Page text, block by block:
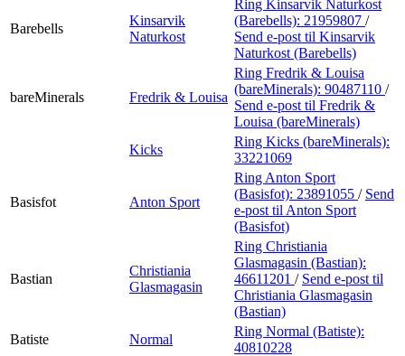
Barebells
Kinsarvik
Naturkost
Ring Kinsarvik Naturkost
(Barebells): 21959807 /
Send e-post til Kinsarvik
Naturkost (Barebells)
bareMinerals Fredrik & Louisa
Ring Fredrik & Louisa
(bareMinerals): 90487110 /
Send e-post til Fredrik &
Louisa (bareMinerals)
Kicks
Ring Kicks (bareMinerals):
33221069
Basisfot Anton Sport
Ring Anton Sport
(Basisfot): 23891055 / Send
e-post til Anton Sport
(Basisfot)
Bastian
Christiania
Glasmagasin
Ring Christiania
Glasmagasin (Bastian):
46611201 / Send e-post til
Christiania Glasmagasin
(Bastian)
Batiste
Normal
Ring Normal (Batiste):
40810228